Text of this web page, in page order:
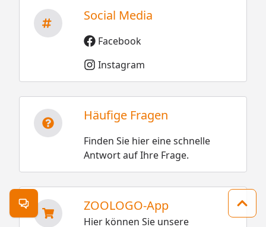
Social Media
Facebook
Instagram
Häufige Fragen
Finden Sie hier eine schnelle
Antwort auf Ihre Frage.
ZOOLOGO-App
Hier können Sie unsere
Kontakt öffnen